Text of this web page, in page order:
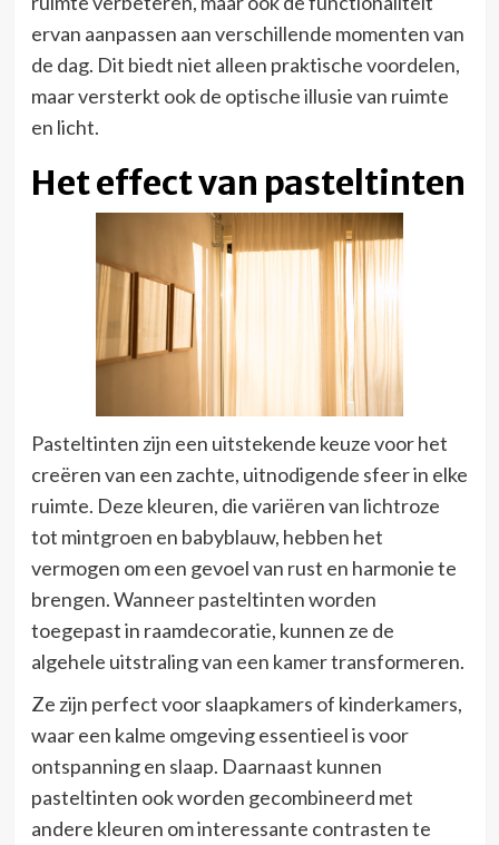
ervan aanpassen aan verschillende momenten van
de dag. Dit biedt niet alleen praktische voordelen,
maar versterkt ook de optische illusie van ruimte
en licht.
Het effect van pasteltinten
Pasteltinten zijn een uitstekende keuze voor het
creëren van een zachte, uitnodigende sfeer in elke
ruimte. Deze kleuren, die variëren van lichtroze
tot mintgroen en babyblauw, hebben het
vermogen om een gevoel van rust en harmonie te
brengen. Wanneer pasteltinten worden
toegepast in raamdecoratie, kunnen ze de
algehele uitstraling van een kamer transformeren.
Ze zijn perfect voor slaapkamers of kinderkamers,
waar een kalme omgeving essentieel is voor
ontspanning en slaap. Daarnaast kunnen
pasteltinten ook worden gecombineerd met
andere kleuren om interessante contrasten te